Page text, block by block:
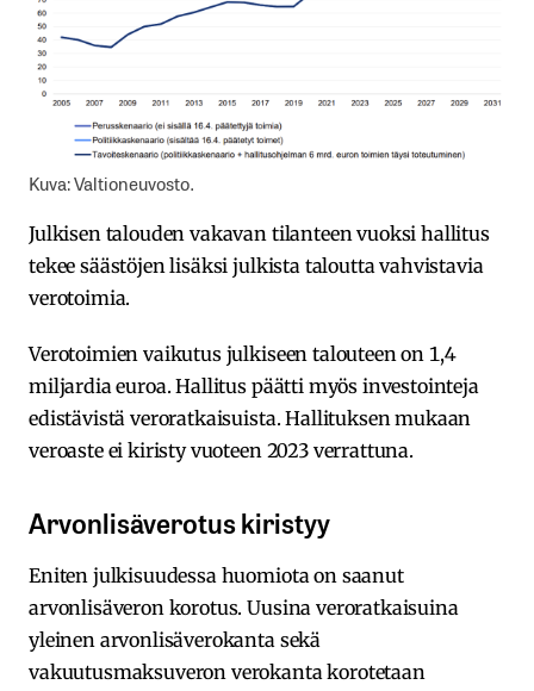
Kuva: Valtioneuvosto.
Julkisen talouden vakavan tilanteen vuoksi hallitus
tekee säästöjen lisäksi julkista taloutta vahvistavia
verotoimia.
Verotoimien vaikutus julkiseen talouteen on 1,4
miljardia euroa. Hallitus päätti myös investointeja
edistävistä veroratkaisuista. Hallituksen mukaan
veroaste ei kiristy vuoteen 2023 verrattuna.
Arvonlisäverotus kiristyy
Eniten julkisuudessa huomiota on saanut
arvonlisäveron korotus. Uusina veroratkaisuina
yleinen arvonlisäverokanta sekä
vakuutusmaksuveron verokanta korotetaan